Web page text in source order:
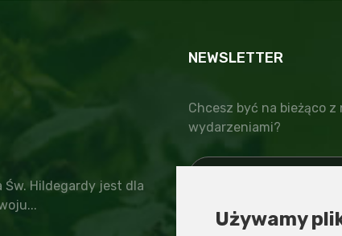
Używamy
Św. Hildegardy jest dla
NEWSLETTER
Chcesz być na bieżąco
wydarzeniami?
zapisz wypisz